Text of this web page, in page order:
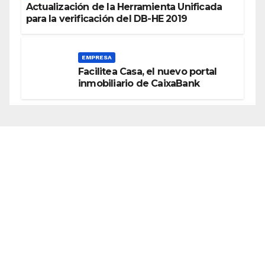
Actualización de la Herramienta Unificada
para la verificación del DB-HE 2019
EMPRESA
Facilitea Casa, el nuevo portal
inmobiliario de CaixaBank